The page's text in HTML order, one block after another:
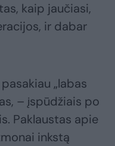
kaip jaučiasi,
ir dabar
„labas
– įspūdžiais po
Paklaustas apie
inkstą